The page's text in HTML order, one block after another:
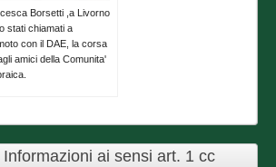
Borsetti ,a Livorno
stati chiamati a
con il DAE, la corsa
amici della Comunita'
ai sensi art. 1 cc